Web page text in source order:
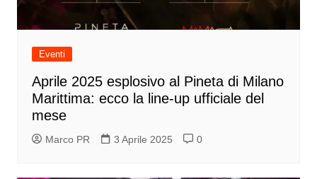
Eventi
Aprile 2025 esplosivo al Pineta di Milano
Marittima: ecco la line-up ufficiale del
mese
Marco PR 3 Aprile 2025 0